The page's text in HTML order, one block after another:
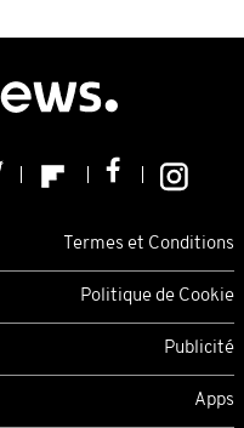
Termes et Conditions
Politique de Cookie
Publicité
Apps